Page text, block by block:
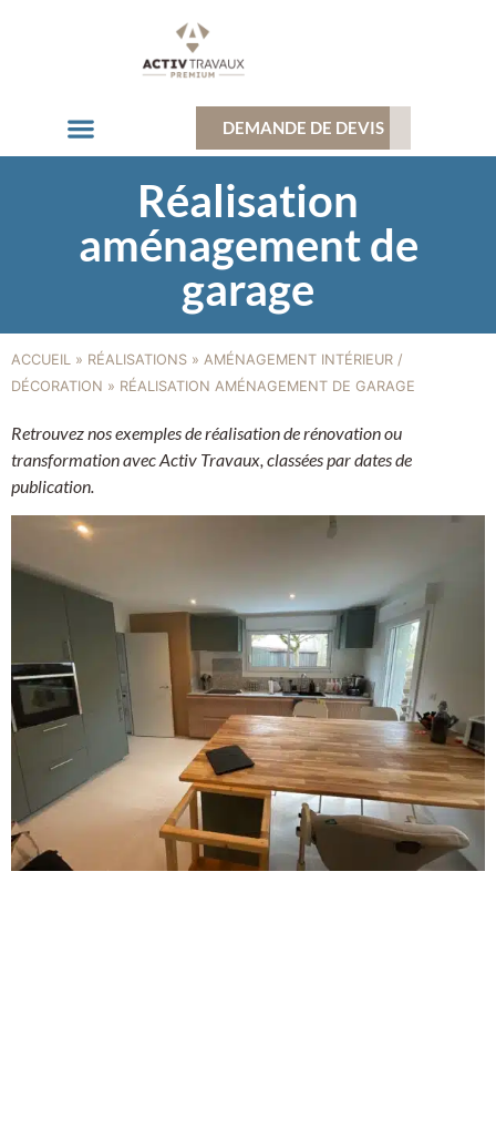
DEMANDE DE DEVIS
Réalisation
aménagement de
garage
ACCUEIL » RÉALISATIONS » AMÉNAGEMENT INTÉRIEUR /
DÉCORATION » RÉALISATION AMÉNAGEMENT DE GARAGE
Retrouvez nos exemples de réalisation de rénovation ou
transformation avec Activ Travaux, classées par dates de
publication.